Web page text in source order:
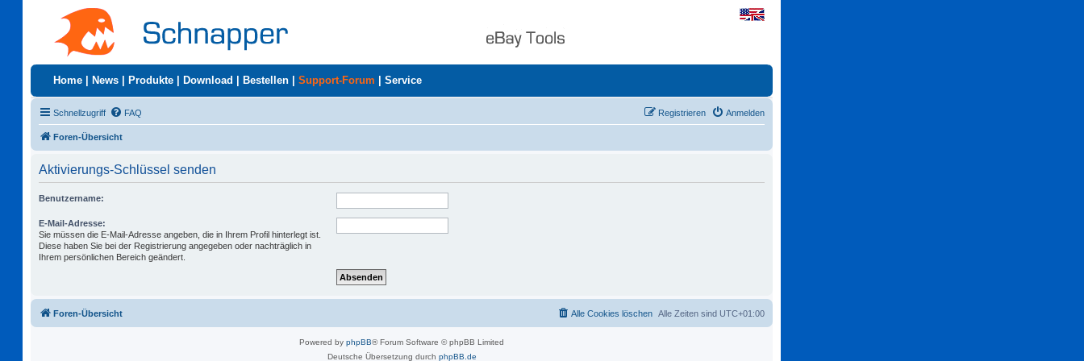
Home News Produkte Download Bestellen Support-Forum Service
Schnellzugriff FAQ Anmelden
Registrieren
Foren-Übersicht
Aktivierungs-Schlüssel senden
Benutzername:
E-Mail-Adresse:
Sie müssen die E-Mail-Adresse angeben, die in Ihrem Profil hinterlegt ist.
Diese haben Sie bei der Registrierung angegeben oder nachträglich in
Ihrem persönlichen Bereich geändert.
Foren-Übersicht Alle Zeiten sind UTC+01:00
Alle Cookies löschen
Powered by phpBB® Forum Software © phpBB Limited
Deutsche Übersetzung durch phpBB.de